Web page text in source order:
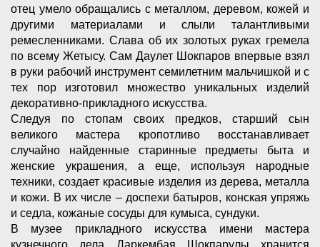
отец умело обращались с металлом, деревом, кожей и
другими материалами и слыли талантливыми
ремесленниками. Слава об их золотых руках гремела
по всему Жетысу. Сам Даулет Шокпаров впервые взял
в руки рабочий инструмент семилетним мальчишкой и с
тех пор изготовил множество уникальных изделий
декоративно-прикладного искусства.
Следуя по стопам своих предков, старший сын
великого мастера кропотливо восстанавливает
случайно найденные старинные предметы быта и
женские украшения, а еще, используя народные
техники, создает красивые изделия из дерева, металла
и кожи. В их числе – доспехи батыров, конская упряжь
и седла, кожаные сосуды для кумыса, сундуки.
В музее прикладного искусства имени мастера
кузнечного дела Даркембая Шокпарулы хранится